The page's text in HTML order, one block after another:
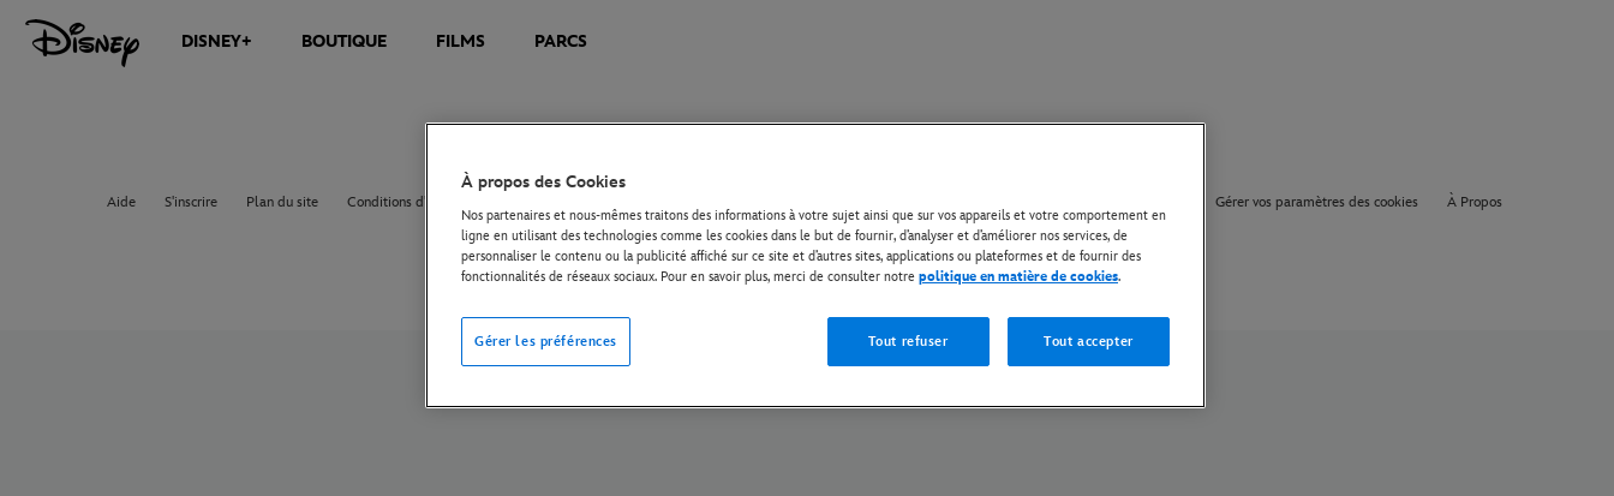
DISNEY+ BOUTIQUE FILMS PARCS
Aide S'inscrire Plan du site Conditions d'utilisation Gérer vos paramètres des cookies
À Propos
Opt-out IA - Opposition Disney
Corporate The Walt Disney Company
© Disney et ses sociétés affiliées. Tous droits réservés.
À propos des Cookies
Nos partenaires et nous-mêmes traitons des informations à votre sujet ainsi que sur vos appareils et votre comportement en
ligne en utilisant des technologies comme les cookies dans le but de fournir, d’analyser et d’améliorer nos services, de
personnaliser le contenu ou la publicité affiché sur ce site et d’autres sites, applications ou plateformes et de fournir des
fonctionnalités de réseaux sociaux. Pour en savoir plus, merci de consulter notre politique en matière de cookies.
Gérer les préférences Tout refuser Tout accepter